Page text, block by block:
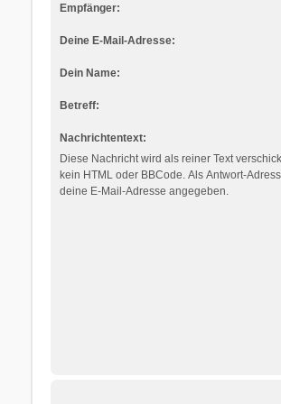
Empfänger:
Deine E-Mail-Adresse:
Dein Name:
Betreff:
Nachrichtentext:
Diese Nachricht wird als reiner Text
kein HTML oder BBCode. Als Antwort-
deine E-Mail-Adresse angegeben.